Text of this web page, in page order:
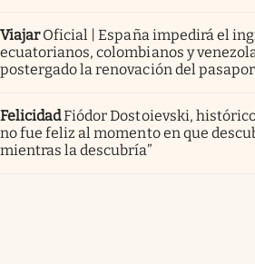
Viajar Oficial | España impedirá el
ecuatorianos, colombianos y
postergado la renovación del
FelicidadFiódor Dostoievski,
no fue feliz al momento en que
mientras la descubría”